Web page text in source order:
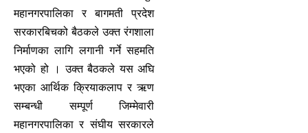
महानगरपालिका र बागमती प्रदेश
सरकारबिचको बैठकले उक्त रंगशाला
निर्माणका लागि लगानी गर्ने सहमति
भएको हो । उक्त बैठकले यस अघि
भएका आर्थिक क्रियाकलाप र ऋण
सम्बन्धी सम्पूर्ण जिम्मेवारी
महानगरपालिका र संघीय सरकारले